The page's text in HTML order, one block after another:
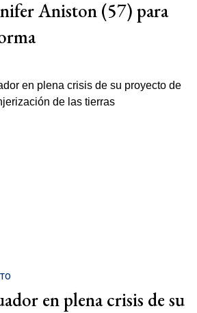
Aniston (57) para
en plena crisis de su